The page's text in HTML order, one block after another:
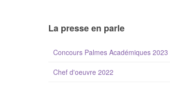
La presse en parle
Concours Palmes Académiques 2023
Chef d'oeuvre 2022